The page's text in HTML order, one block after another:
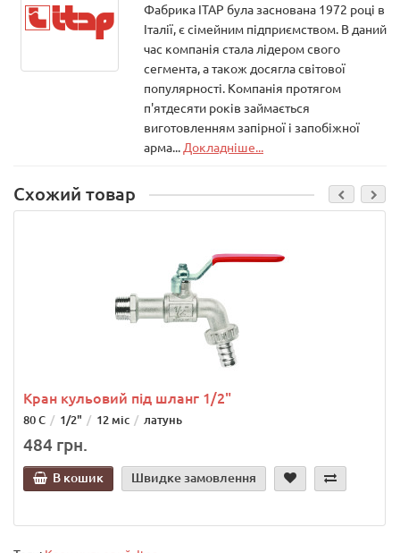
Фабрика ITAP була заснована 1972 році в
Італії, є сімейним підприємством. В даний
час компанія стала лідером свого
сегмента, а також досягла світової
популярності. Компанія протягом
п'ятдесяти років займається
виготовленням запірної і запобіжної
арма... Докладніше...
Схожий товар
Кран кульовий під шланг 1/2"
80 С 1/2" 12 міс латунь
484 грн.
В кошик Швидке замовлення